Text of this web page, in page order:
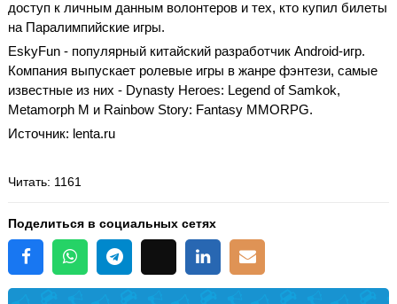
доступ к личным данным волонтеров и тех, кто купил билеты
на Паралимпийские игры.
EskyFun - популярный китайский разработчик Android-игр.
Компания выпускает ролевые игры в жанре фэнтези, самые
известные из них - Dynasty Heroes: Legend of Samkok,
Metamorph M и Rainbow Story: Fantasy MMORPG.
Источник: lenta.ru
Читать: 1161
Поделиться в социальных сетях